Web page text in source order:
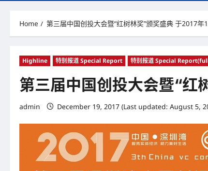
Home 第三届中国创投大会暨“红树林奖”颁奖盛典 于2017
Highline 特别报道 Special Report 特别报道 Special
第三届中国创投大会暨“红
admin December 19, 2017 (Last updated: August 5,